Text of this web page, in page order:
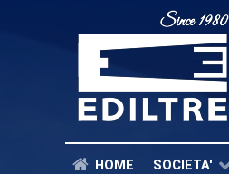
HOME SOCIETA'